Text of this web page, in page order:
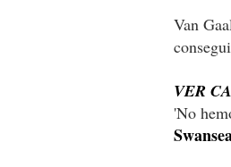
Van
VER
'No